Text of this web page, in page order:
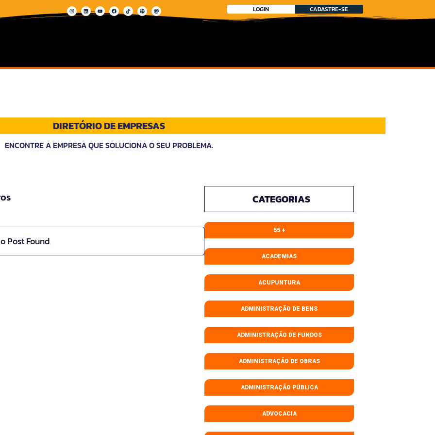
LOGIN CADASTRE-SE
DIRETÓRIO DE EMPRESAS
ENCONTRE A EMPRESA QUE SOLUCIONA O SEU PROBLEMA.
Post Found
CATEGORIAS
55 +
ACADEMIAS
ACUPUNTURA
ADMINISTRAÇÃO DE BENS
ADMINISTRAÇÃO DE FUNDOS
ADMINISTRAÇÃO DE OBRAS
ADMINISTRAÇÃO PÚBLICA
ADVOCACIA